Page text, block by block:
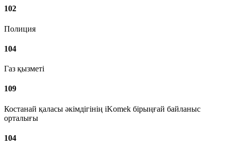
102
Полиция
104
Газ қызметі
109
Костанай қаласы әкімдігінің iKomek бірыңғай байланыс
орталығы
104